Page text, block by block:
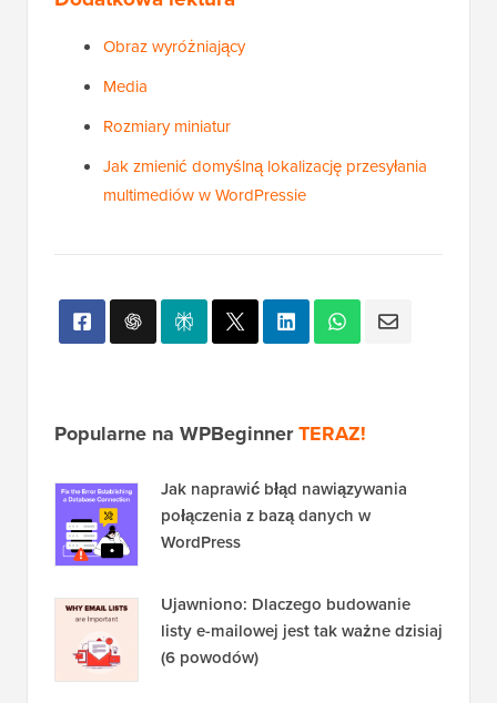
Obraz wyróżniający
Media
Rozmiary miniatur
Jak zmienić domyślną lokalizację przesyłania
multimediów w WordPressie
Popularne na WPBeginnerTERAZ!
Jak naprawić błąd nawiązywania
połączenia z bazą danych w
WordPress
Ujawniono: Dlaczego budowanie
listy e-mailowej jest tak ważne dzisiaj
(6 powodów)